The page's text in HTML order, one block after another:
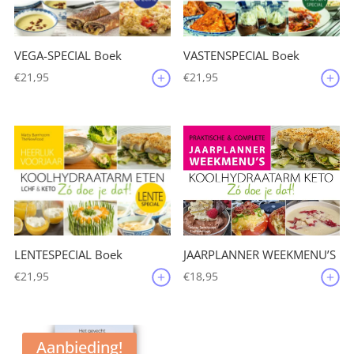
VEGA-SPECIAL Boek
€21,95
VASTENSPECIAL Boek
€21,95
LENTESPECIAL Boek
€21,95
JAARPLANNER WEEKMENU’S
€18,95
Aanbieding!